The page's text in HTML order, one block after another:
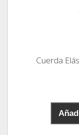
Cuerda